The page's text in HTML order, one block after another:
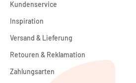
Kundenservice
Inspiration
Versand & Lieferung
Retouren & Reklamation
Zahlungsarten